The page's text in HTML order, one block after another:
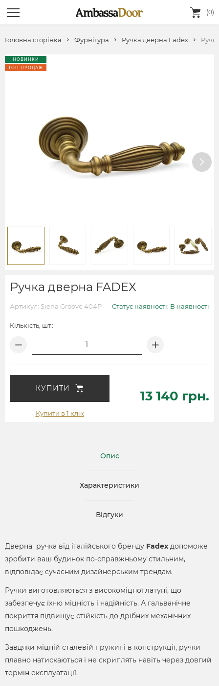
(0)
Головна сторінка Фурнітура Ручка дверна Fadeх
НОВИНКИ
ТОП ПРОДАЖ
Ручка дверна FADEX
Артикул: Siena Groove 404P Статус наявності: В наявності
Кількість, шт.:
КУПИТИ
Купити в 1 клік
13 140 грн.
Опис
Характеристики
Відгуки
Дверна ручка від італійського бренду Fadex допоможе
зробити ваш будинок по-справжньому стильним,
відповідає сучасним дизайнерським трендам.
Ручки виготовляються з високоміцної латуні, що
забезпечує їхню міцність і надійність. А гальванічне
покриття підвищує стійкість до дрібних механічних
пошкоджень.
Завдяки міцній сталевій пружині в конструкції, ручки
плавно натискаються і не скриплять навіть через довгий
термін експлуатації.